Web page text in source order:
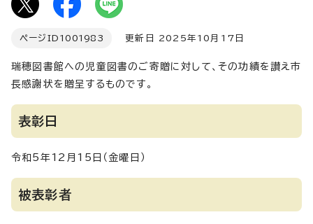
ページID 1001983 更新日 2025年10月17日
瑞穂図書館への児童図書のご寄贈に対して、その功績を讃え市
長感謝状を贈呈するものです。
表彰日
令和5年12月15日（金曜日）
被表彰者